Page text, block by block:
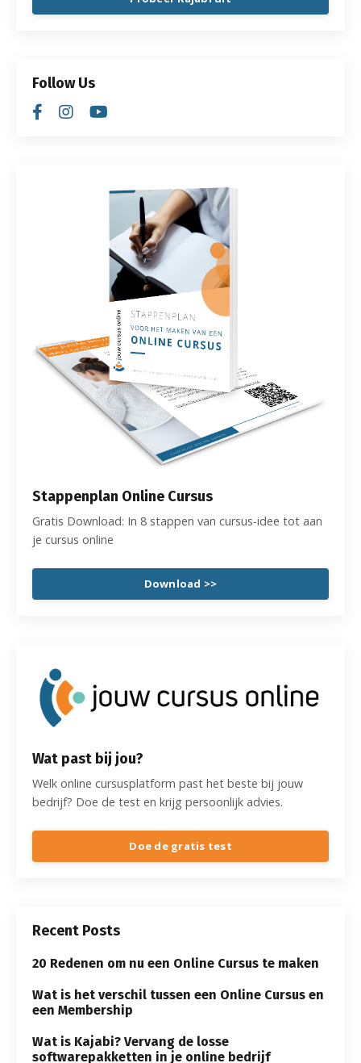
Follow Us
Stappenplan Online Cursus
Gratis Download: In 8 stappen van cursus-idee tot aan
je cursus online
Download >>
Wat past bij jou?
Welk online cursusplatform past het beste bij jouw
bedrijf? Doe de test en krijg persoonlijk advies.
Doe de gratis test
Recent Posts
20 Redenen om nu een Online Cursus te maken
Wat is het verschil tussen een Online Cursus en
een Membership
Wat is Kajabi? Vervang de losse
softwarepakketten in je online bedrijf